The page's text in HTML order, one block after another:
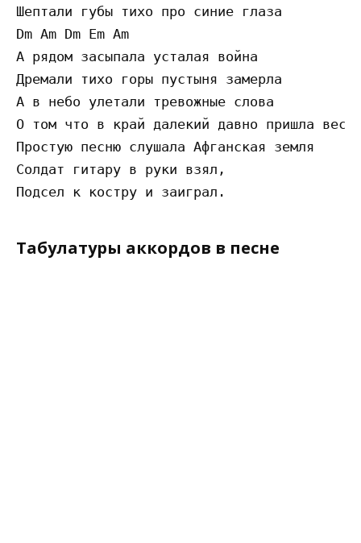
Шептали губы тихо про синие глаза
Dm Am Dm Em Am
А рядом засыпала усталая война
Дремали тихо горы пустыня замерла
А в небо улетали тревожные слова
О том что в край далекий давно пришла
Простую песню слушала Афганская земля
Солдат гитару в руки взял,
Табулатуры аккордов в песне